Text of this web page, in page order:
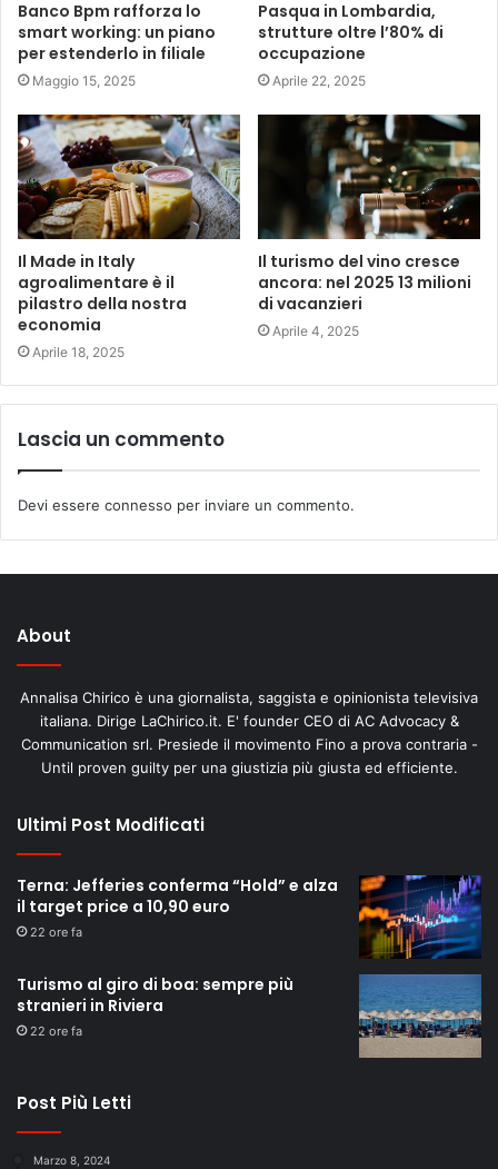
Banco Bpm rafforza lo
smart working: un piano
per estenderlo in filiale
Maggio 15, 2025
Pasqua in Lombardia,
strutture oltre l’80% di
occupazione
Aprile 22, 2025
Il Made in Italy
agroalimentare è il
pilastro della nostra
economia
Aprile 18, 2025
Il turismo del vino cresce
ancora: nel 2025 13 milioni
di vacanzieri
Aprile 4, 2025
Lascia un commento
Devi essere connesso per inviare un commento.
About
Annalisa Chirico è una giornalista, saggista e opinionista televisiva
italiana. Dirige LaChirico.it. E' founder CEO di AC Advocacy &
Communication srl. Presiede il movimento Fino a prova contraria -
Until proven guilty per una giustizia più giusta ed efficiente.
Ultimi Post Modificati
Terna: Jefferies conferma “Hold” e alza
il target price a 10,90 euro
22 ore fa
Turismo al giro di boa: sempre più
stranieri in Riviera
22 ore fa
Post Più Letti
Marzo 8, 2024